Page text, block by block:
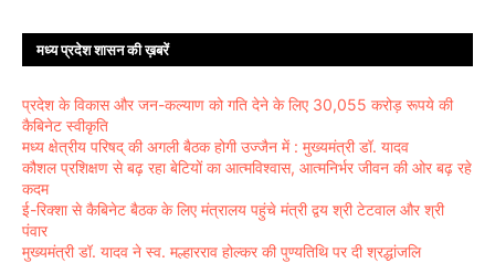
मध्य प्रदेश शासन की ख़बरें
प्रदेश के विकास और जन-कल्याण को गति देने के लिए 30,055 करोड़ रूपये की
कैबिनेट स्वीकृति
मध्य क्षेत्रीय परिषद् की अगली बैठक होगी उज्जैन में : मुख्यमंत्री डॉ. यादव
कौशल प्रशिक्षण से बढ़ रहा बेटियों का आत्मविश्वास, आत्मनिर्भर जीवन की ओर बढ़ रहे
कदम
ई-रिक्शा से कैबिनेट बैठक के लिए मंत्रालय पहुंचे मंत्री द्वय श्री टेटवाल और श्री
पंवार
मुख्यमंत्री डॉ. यादव ने स्व. मल्हारराव होल्कर की पुण्यतिथि पर दी श्रद्धांजलि